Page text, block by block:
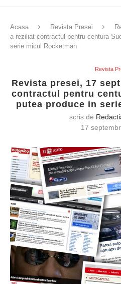
Acasa Revista Presei
a reziliat contractul pentru centura
serie micul Rocketman
Revista
Revista presei, 17
contractul pentru
putea produce in
scris de
17